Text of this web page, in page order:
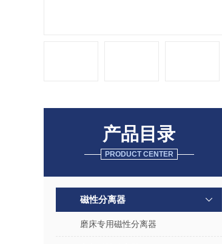
产品目录
PRODUCT CENTER
磁性分离器
磨床专用磁性分离器